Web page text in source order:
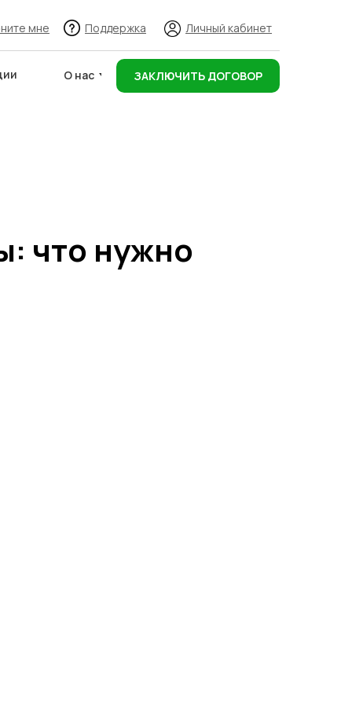
ЗАКЛЮЧИТЬ ДОГОВОР
О нас
Поддержка Личный кабинет
мне
что нужно